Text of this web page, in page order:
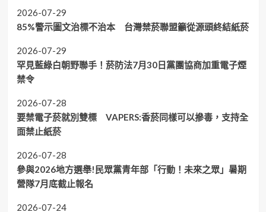
2026-07-29
85%警示圖文治標不治本 台灣禁菸聯盟籲從源頭終結紙菸
2026-07-29
罕見藍綠白朝野聯手！菸防法7月30日黨團協商加重電子煙
禁令
2026-07-28
要禁電子菸就別雙標 VAPERS:香菸同樣可以摻毒，支持全
面禁止紙菸
2026-07-28
參與2026地方選舉!民眾黨青年部「行動！未來之眾」暑期
營隊7月底截止報名
2026-07-24